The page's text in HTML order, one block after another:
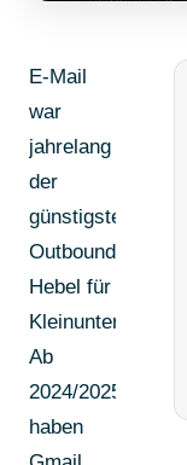
E-Mail
war
jahrelang
der
günstigste
Outbound-
Hebel für
Kleinunternehmen.
Ab
2024/2025
haben